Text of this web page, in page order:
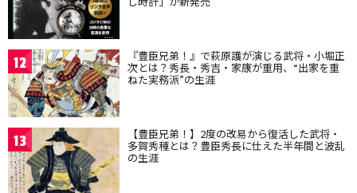
12 『豊臣兄弟！』で萩原護が演じる武将・小堀正
次とは？秀長・秀吉・家康が重用、“出家を重
ねた実務派”の生涯
13 【豊臣兄弟！】2度の改易から復活した武将・
多賀秀種とは？豊臣秀長に仕えた半年間と波乱
の生涯